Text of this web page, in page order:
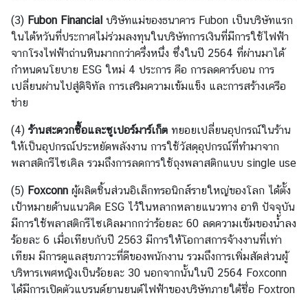
โ
อ
ก
า
ส
ไ
ต้
ห
วั
น
ส
ถ
า
น
ก
(3) Fubon Financial บริษัทแม่ของธนาคาร Fubon เป็นบริษัทแรก
ในไต้หวันที่ประกาศไม่ร่วมลงทุนในบริษัทการเงินที่มีการใช้ไฟฟ้า
จากโรงไฟฟ้าถ่านหินมากกว่าครึ่งหนึ่ง ซึ่งในปี 2564 ที่ผ่านมาได้
กำหนดนโยบาย ESG ใหม่ 4 ประการ คือ การลดคาร์บอน การ
เปลี่ยนผ่านไปสู่ดิจิทัล การเสริมความเข้มแข็ง และการสร้างเครือ
ข่าย
(4) ร้านสะดวกซื้อและซูเปอร์มาร์เก็ต ทยอยเปลี่ยนอุปกรณ์ในร้าน
ให้เป็นอุปกรณ์ประหยัดพลังงาน การใช้วัสดุอุปกรณ์ที่ทำมาจาก
พลาสติกรีไซเคิล รวมถึงการลดการใช้ถุงพลาสติกแบบ single use
(5) Foxconn ผู้ผลิตชิ้นส่วนอิเล็กทรอนิกส์รายใหญ่ของโลก ได้ตั้ง
เป้าหมายด้านแนวคิด ESG ไว้ในหลากหลายแนวทาง อาทิ ปัจจุบัน
มีการใช้พลาสติกรีไซเคิลมากกว่าร้อยละ 60 ลดความเข้มของน้ำลง
ร้อยละ 6 เมื่อเทียบกับปี 2563 มีการให้โอกาสการจ้างงานที่เท่า
เทียม มีการดูแลสุขภาวะที่ดีของพนักงาน รวมถึงการเพิ่มสัดส่วนผู้
บริหารเพศหญิงเป็นร้อยละ 30 นอกจากนั้นในปี 2564 Foxconn
ได้มีการเปิดตัวแบรนด์ยานยนต์ไฟฟ้าของบริษัทภายใต้ชื่อ Foxtron